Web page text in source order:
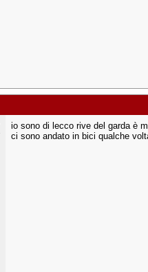
io sono di lecco rive del garda è
ci sono andato in bici qualche